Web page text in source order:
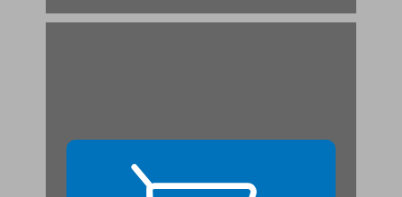
פרט מתוך "קאמי וסארטר" מאת רונלד ארונסון ... 19